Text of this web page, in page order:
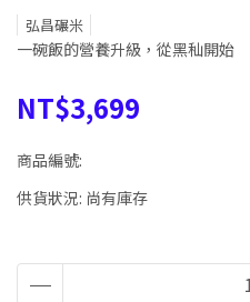
弘昌碾米
一碗飯的營養升級，從黑秈開始
NT$3,699
商品編號:
供貨狀況: 尚有庫存